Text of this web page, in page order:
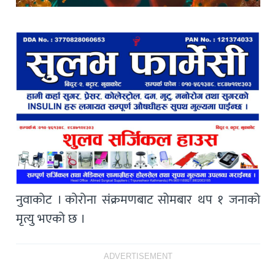
नुवाकोट । कोरोना संक्रमणबाट सोमबार थप १ जनाको
मृत्यु भएको छ ।
ADVERTISEMENT